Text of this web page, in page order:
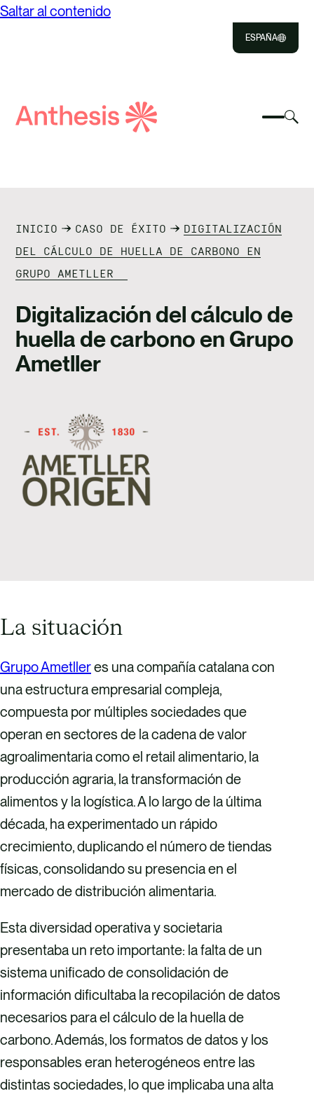
Saltar al contenido
ESPAÑA
IMPACTO
RECURSOS
TALENTO
CONTACTO
Búsqueda
INICIO CASO DE ÉXITO
DIGITALIZACIÓN
DEL CÁLCULO DE HUELLA DE CARBONO EN
GRUPO AMETLLER
Digitalización del cálculo de
huella de carbono en Grupo
Ametller
La situación
Grupo Ametlleres una compañía catalana con
una estructura empresarial compleja,
compuesta por múltiples sociedades que
operan en sectores de la cadena de valor
agroalimentaria como el retail alimentario, la
producción agraria, la transformación de
alimentos y la logística. A lo largo de la última
década, ha experimentado un rápido
crecimiento, duplicando el número de tiendas
físicas, consolidando su presencia en el
mercado de distribución alimentaria.
Esta diversidad operativa y societaria
presentaba un reto importante: la falta de un
sistema unificado de consolidación de
información dificultaba la recopilación de datos
necesarios para el cálculo de la huella de
carbono. Además, los formatos de datos y los
responsables eran heterogéneos entre las
distintas sociedades, lo que implicaba una alta